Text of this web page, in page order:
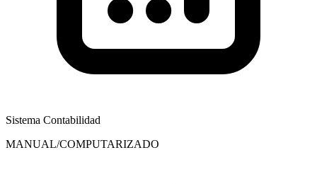
Sistema Contabilidad
MANUAL/COMPUTARIZADO